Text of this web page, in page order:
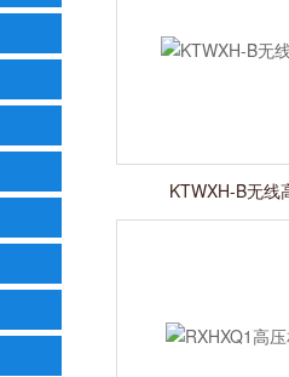
KTWXH-B无线